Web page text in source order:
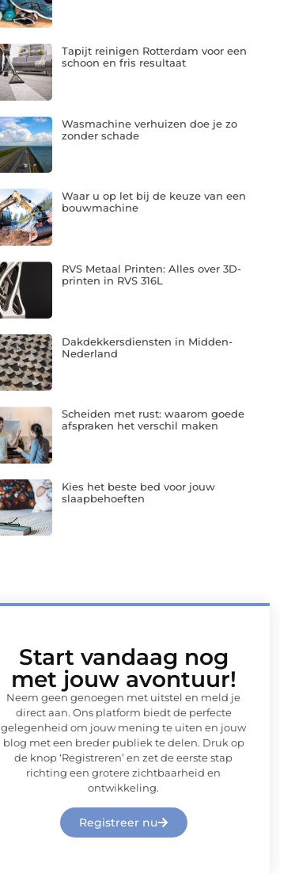
Tapijt reinigen Rotterdam voor een
schoon en fris resultaat
Wasmachine verhuizen doe je zo
zonder schade
Waar u op let bij de keuze van een
bouwmachine
RVS Metaal Printen: Alles over 3D-
printen in RVS 316L
Dakdekkersdiensten in Midden-
Nederland
Scheiden met rust: waarom goede
afspraken het verschil maken
Kies het beste bed voor jouw
slaapbehoeften
Start vandaag nog
met jouw avontuur!
Neem geen genoegen met uitstel en meld je
direct aan. Ons platform biedt de perfecte
gelegenheid om jouw mening te uiten en jouw
blog met een breder publiek te delen. Druk op
de knop ‘Registreren’ en zet de eerste stap
richting een grotere zichtbaarheid en
ontwikkeling.
Registreer nu